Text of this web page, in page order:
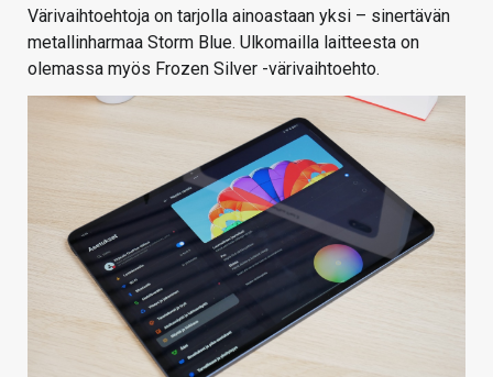
Värivaihtoehtoja on tarjolla ainoastaan yksi – sinertävän
metallinharmaa Storm Blue. Ulkomailla laitteesta on
olemassa myös Frozen Silver -värivaihtoehto.